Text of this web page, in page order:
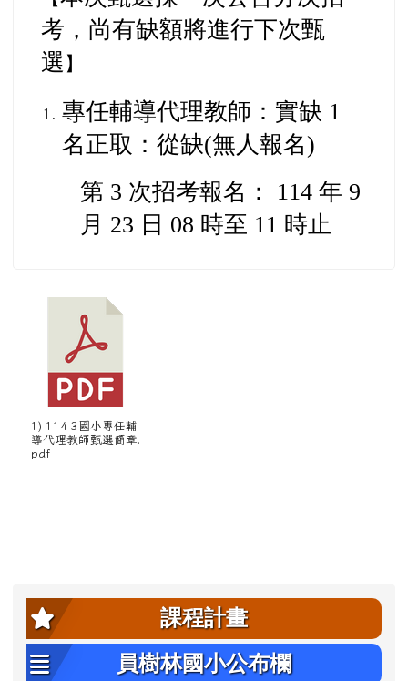
考， 尚有缺額將進行下次甄
選 】
專任輔導代理教師：實缺 1
名正取：從缺(無人報名)
第 3 次招考報名： 114 年 9
月 23 日 08 時至 11 時止
1) 114-3國小專任輔
導代理教師甄選簡章.
pdf
左邊區域內容
課程計畫
員樹林國小公布欄